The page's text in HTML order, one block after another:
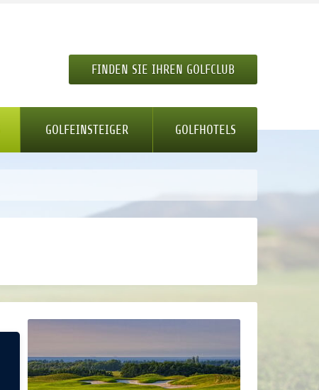
FINDEN SIE IHREN GOLFCLUB
GOLFEINSTEIGER GOLFHOTELS